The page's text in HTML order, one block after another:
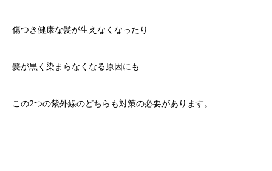
傷つき健康な髪が生えなくなったり
髪が黒く染まらなくなる原因にも
この2つの紫外線のどちらも対策の必要があります。